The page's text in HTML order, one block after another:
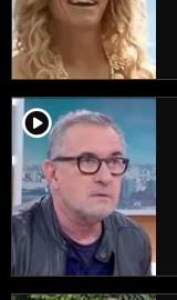
player2